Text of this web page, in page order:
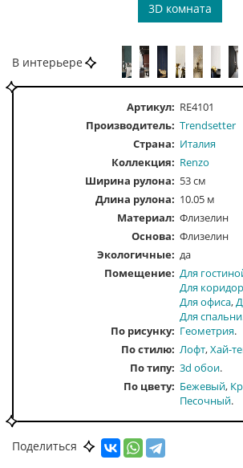
3D комната
В интерьере
Артикул: RE4101
Производитель: Trendsetter
Страна: Италия
Коллекция: Renzo
Ширина рулона: 53 см
Длина рулона: 10.05 м
Материал: Флизелин
Основа: Флизелин
Экологичные: да
Помещение Для
Для
Для офиса
Для спальни
По рисунку
Геометрия
По стилю Лофт Хай-
По типу 3d обои
По цвету
Бежевый
Песочный
Поделиться